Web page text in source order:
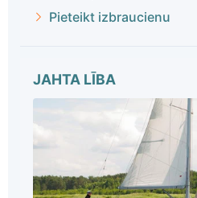
Pieteikt izbraucienu
JAHTA LĪBA